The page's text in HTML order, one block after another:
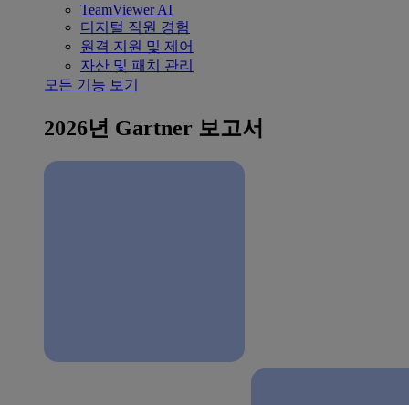
TeamViewer AI
디지털 직원 경험
원격 지원 및 제어
자산 및 패치 관리
모든 기능 보기
2026년 Gartner 보고서